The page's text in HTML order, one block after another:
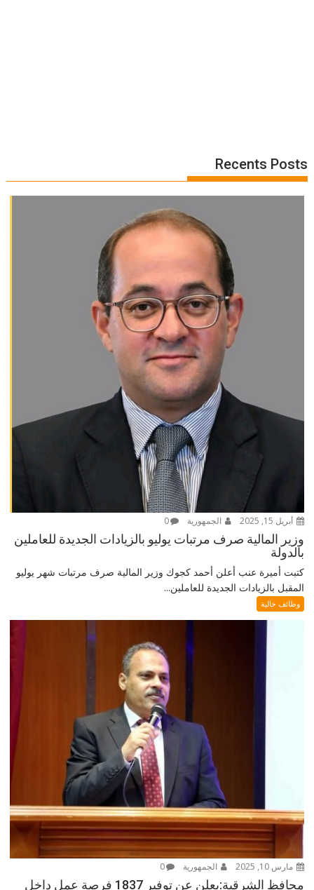
Recents Posts
أبريل 15, 2025 الجمهورية 0
وزير المالية صرف مرتبات يوليو بالزيادات الجديدة للعاملين
بالدولة
كتبت أميرة عنب أعلن أحمد كجوك وزير المالية صرف مرتبات شهر يوليو
المقبل بالزيادات الجديدة للعاملين...
وظائف خالية
مارس 10, 2025 الجمهورية 0
محافظ الشرقية:يعلن عن توفير 1837 فرصة عمل داخل